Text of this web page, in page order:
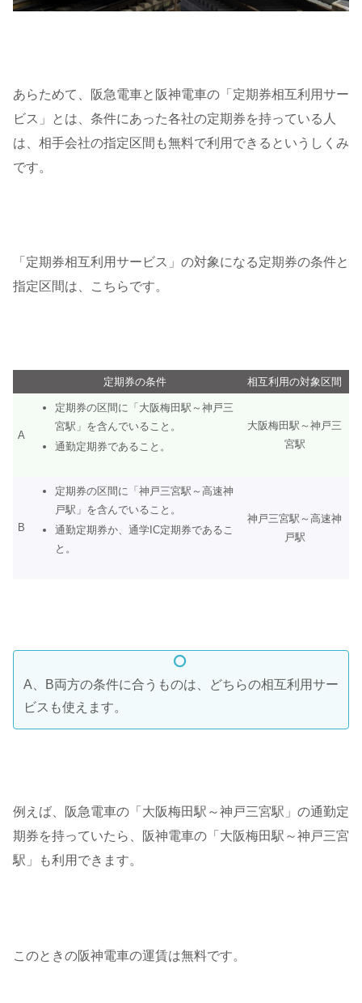
あらためて、阪急電車と阪神電車の「定期券相互利用サー
ビス」とは、条件にあった各社の定期券を持っている人
は、相手会社の指定区間も無料で利用できるというしくみ
です。
「定期券相互利用サービス」の対象になる定期券の条件と
指定区間は、こちらです。
定期券の条件 相互利用の対象区間
A
定期券の区間に「大阪梅田駅～神戸三
宮駅」を含んでいること。
通勤定期券であること。
大阪梅田駅～神戸三
宮駅
B
定期券の区間に「神戸三宮駅～高速神
戸駅」を含んでいること。
通勤定期券か、通学IC定期券であるこ
と。
神戸三宮駅～高速神
戸駅
A、B両方の条件に合うものは、どちらの相互利用サー
ビスも使えます。
例えば、阪急電車の「大阪梅田駅～神戸三宮駅」の通勤定
期券を持っていたら、阪神電車の「大阪梅田駅～神戸三宮
駅」も利用できます。
このときの阪神電車の運賃は無料です。